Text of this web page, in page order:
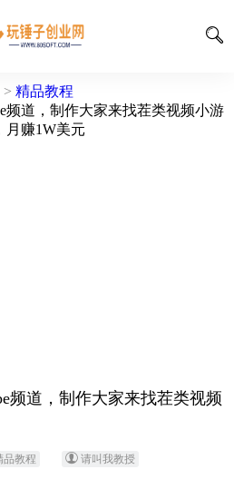
> 精品教程
频道，制作大家来找茬类视频
品教程 请叫我教授